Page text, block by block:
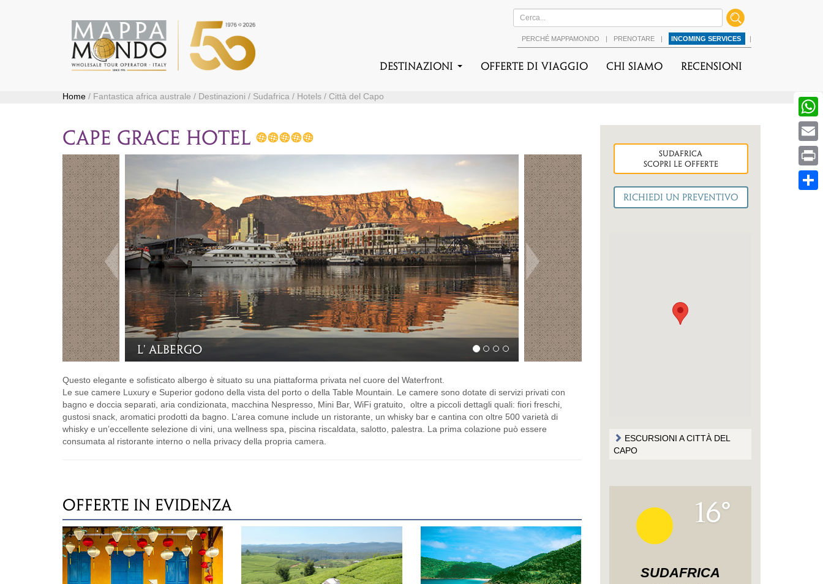
PERCHÉ MAPPAMONDO | PRENOTARE | INCOMING SERVICES |
DESTINAZIONI Offerte di viaggio Chi Siamo Recensioni
Home / Fantastica africa australe / Destinazioni / Sudafrica / Hotels / Città del Capo
CAPE GRACE HOTEL
La piscina
Precedente Successiva
Questo elegante e sofisticato albergo è situato su una piattaforma privata nel cuore del Waterfront.
Le sue camere Luxury e Superior godono della vista del porto o della Table Mountain. Le camere sono dotate di servizi privati con
bagno e doccia separati, aria condizionata, macchina Nespresso, Mini Bar, WiFi gratuito, oltre a piccoli dettagli quali: fiori freschi,
gustosi snack, aromatici prodotti da bagno. L’area comune include un ristorante, un whisky bar e cantina con oltre 500 varietà di
whisky e un’eccellente selezione di vini, una wellness spa, piscina riscaldata, salotto, palestra. La prima colazione può essere
consumata al ristorante interno o nella privacy della propria camera.
OFFERTE IN EVIDENZA
sudafrica
Scopri le OFFERTE
ESCURSIONI A CITTÀ DEL
CAPO
16°
SUDAFRICA